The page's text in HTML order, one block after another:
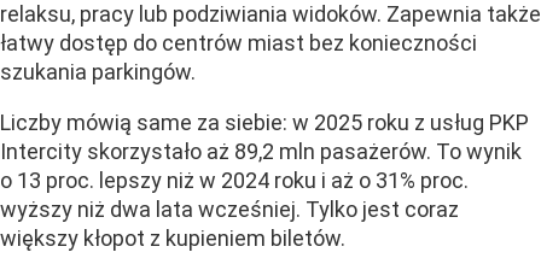
relaksu, pracy lub podziwiania widoków. Zapewnia także
łatwy dostęp do centrów miast bez konieczności
szukania parkingów.
Liczby mówią same za siebie: w 2025 roku z usług PKP
Intercity skorzystało aż 89,2 mln pasażerów. To wynik
o 13 proc. lepszy niż w 2024 roku i aż o 31% proc.
wyższy niż dwa lata wcześniej. Tylko jest coraz
większy kłopot z kupieniem biletów.